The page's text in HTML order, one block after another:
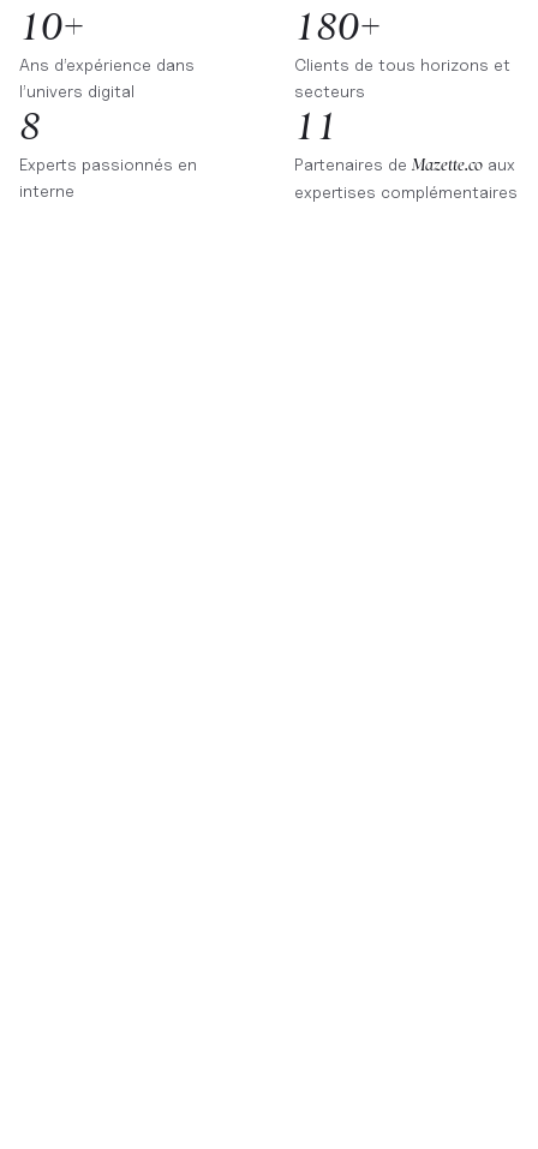
10+
Ans d’expérience dans
l’univers digital
180+
Clients de tous horizons et
secteurs
8
Experts passionnés en
interne
11
Partenaires de Mazette.coaux
expertises complémentaires